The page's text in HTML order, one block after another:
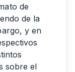
de
de la
y en
sobre el